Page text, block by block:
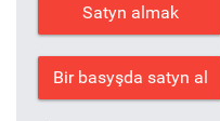
Satyn almak
Bir basyşda satyn al